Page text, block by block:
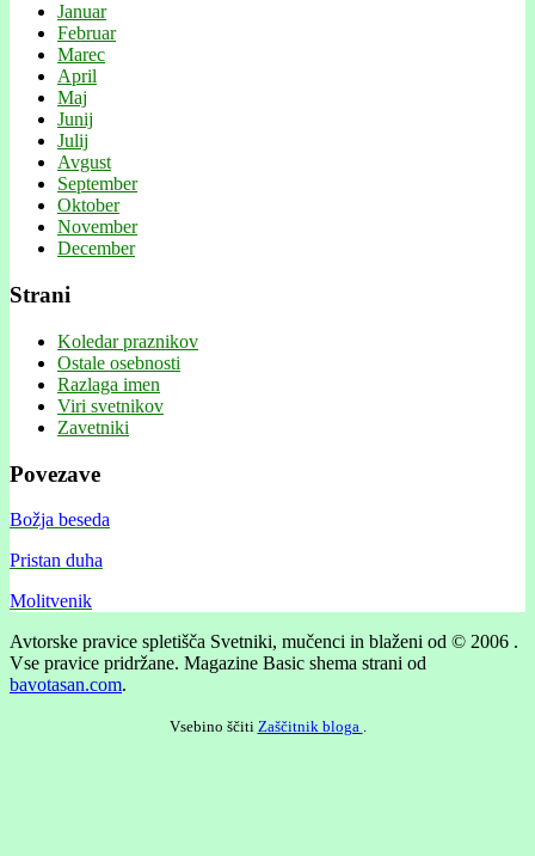
Januar
Februar
Marec
April
Maj
Junij
Julij
Avgust
September
Oktober
November
December
Strani
Koledar praznikov
Ostale osebnosti
Razlaga imen
Viri svetnikov
Zavetniki
Povezave
Božja beseda
Pristan duha
Molitvenik
Avtorske pravice spletišča Svetniki, mučenci in blaženi od © 2006 .
Vse pravice pridržane. Magazine Basic shema strani od
bavotasan.com.
Vsebino ščiti Zaščitnik bloga .